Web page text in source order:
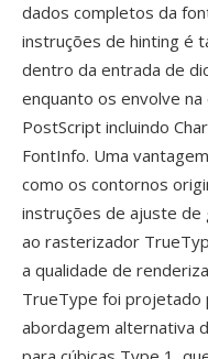
dados completos da
instruções de hinting é
dentro da entrada de
enquanto os envolve
PostScript incluindo
FontInfo. Uma
como os contornos
instruções de ajuste
ao rasterizador
a qualidade de
TrueType foi projetado
abordagem alternativa